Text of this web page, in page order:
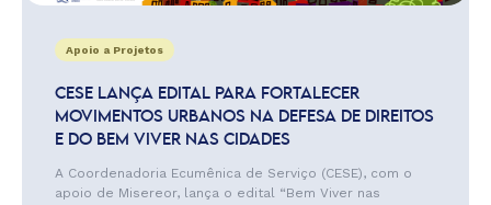
Apoio a Projetos
CESE LANÇA EDITAL PARA FORTALECER
MOVIMENTOS URBANOS NA DEFESA DE DIREITOS
E DO BEM VIVER NAS CIDADES
A Coordenadoria Ecumênica de Serviço (CESE), com o
apoio de Misereor, lança o edital “Bem Viver nas